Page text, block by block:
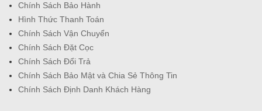
Chính Sách Bảo Hành
Hình Thức Thanh Toán
Chính Sách Vận Chuyển
Chính Sách Đặt Cọc
Chính Sách Đổi Trả
Chính Sách Bảo Mật và Chia Sẻ Thông Tin
Chính Sách Định Danh Khách Hàng